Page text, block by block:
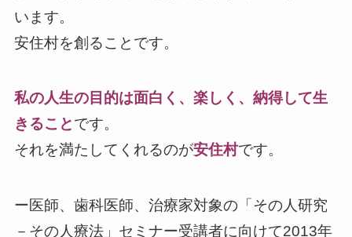
います。
安住村を創ることです。
私の人生の目的は面白く、楽しく、納得して生
きることです。
それを満たしてくれるのが安住村です。
ー医師、歯科医師、治療家対象の「その人研究
－その人療法」セミナー受講者に向けて2013年